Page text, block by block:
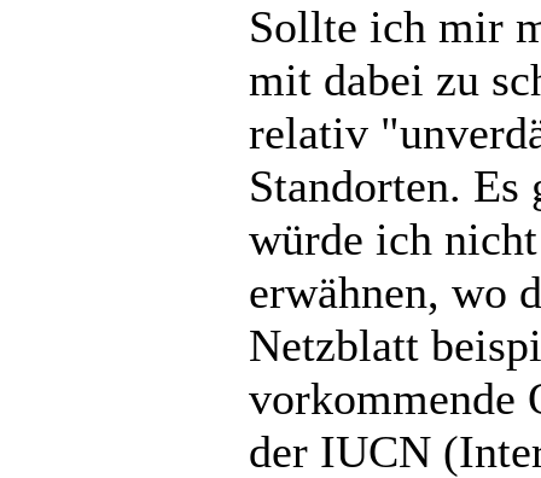
Sollte ich mir
mit dabei zu
relativ
Standorten.
würde ich
erwähnen, wo
Netzblatt
vorkommende
der IUCN